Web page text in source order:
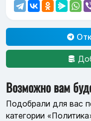
Возможно вам
Подобрали для вас
категории